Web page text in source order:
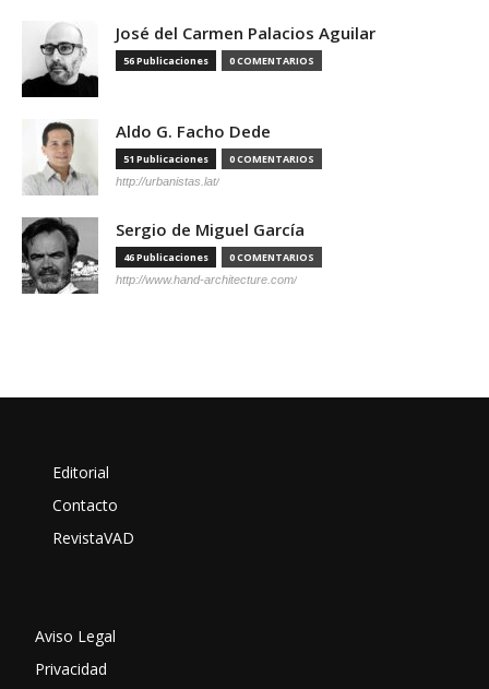
José del Carmen Palacios Aguilar
56 Publicaciones 0 COMENTARIOS
Aldo G. Facho Dede
51 Publicaciones 0 COMENTARIOS
http://urbanistas.lat/
Sergio de Miguel García
46 Publicaciones 0 COMENTARIOS
http://www.hand-architecture.com/
Editorial
Contacto
RevistaVAD
Aviso Legal
Privacidad